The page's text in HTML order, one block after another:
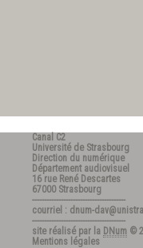
Canal C2
Université de Strasbourg
Direction du numérique
Département audiovisuel
16 rue René Descartes
67000 Strasbourg
---------------------------------------
courriel : dnum-
---------------------------------------
site réalisé par la DNum ©
Mentions légales